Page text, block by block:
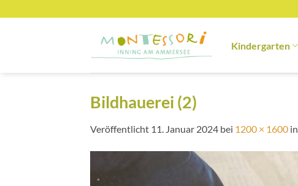
Kindergarten
Bildhauerei (2)
Veröffentlicht 11. Januar 2024 bei 1200 × 1600 in